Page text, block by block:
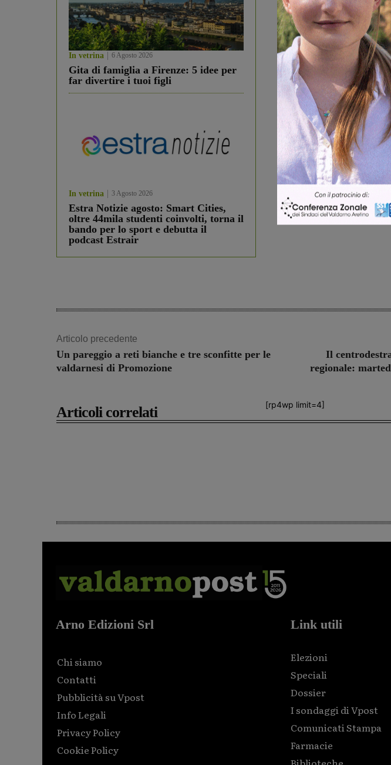
In vetrina 6 Agosto 2026
Gita di famiglia a Firenze: 5 idee per
far divertire i tuoi figli
In vetrina 3 Agosto 2026
Estra Notizie agosto: Smart Cities,
oltre 44mila studenti coinvolti, torna il
bando per lo sport e debutta il
podcast Estrair
Articolo precedente
Un pareggio a reti bianche e tre sconfitte per le
valdarnesi di Promozione
Il
regionale:
[rp4wp limit=4]
Articoli correlati
Arno Edizioni Srl
Chi siamo
Contatti
Pubblicità su Vpost
Info Legali
Privacy Policy
Cookie Policy
Link utili
Elezioni
Speciali
Dossier
I sondaggi di Vpost
Comunicati Stampa
Farmacie